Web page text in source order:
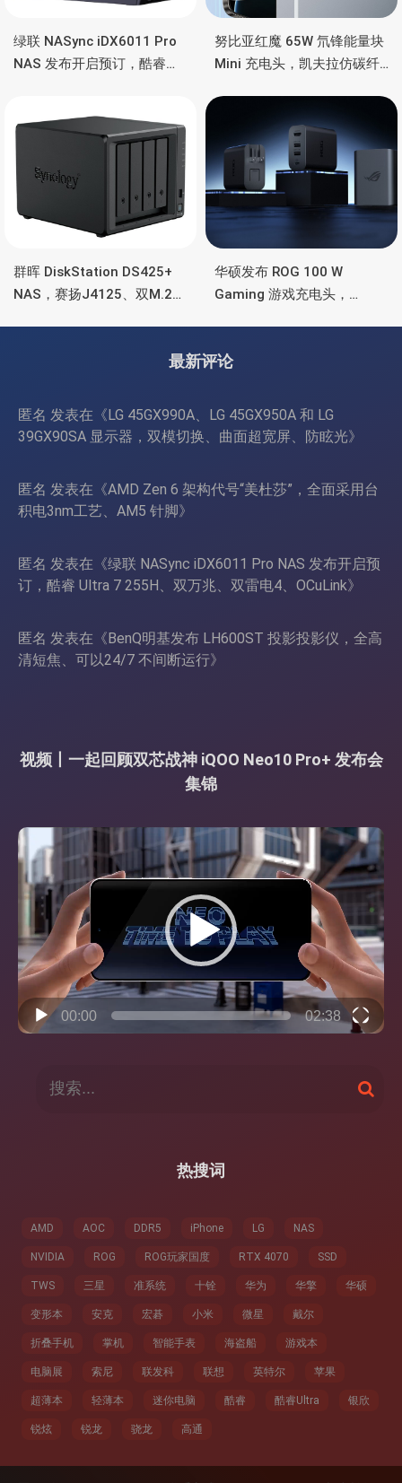
绿联 NASync iDX6011 Pro
NAS 发布开启预订，酷睿
努比亚红魔 65W 氘锋能量块
Mini 充电头，凯夫拉仿碳纤
群晖 DiskStation DS425+
NAS，赛扬J4125、双M.2
华硕发布 ROG 100 W
Gaming 游戏充电头，
最新评论
匿名 发表在《 LG 45GX990A、LG 45GX950A 和 LG
39GX90SA 显示器，双模切换、曲面超宽屏、防眩光》
匿名 发表在《AMD Zen 6 架构代号“美杜莎”，全面采用台
积电3nm工艺、AM5 针脚》
匿名 发表在《绿联 NASync iDX6011 Pro NAS 发布开启预
订，酷睿 Ultra 7 255H、双万兆、双雷电4、OCuLink》
匿名 发表在《 BenQ明基发布 LH600ST 投影投影仪，全高
清短焦、可以24/7 不间断运行》
视频丨一起回顾双芯战神 iQOO Neo10 Pro+ 发布会
集锦
视
频
播
放
器
00:00 02:38
搜
索
热搜词
AMD AOC DDR5 iPhone LG NAS
NVIDIA ROG ROG玩家国度 RTX 4070 SSD
TWS 三星 准系统 十铨 华为 华擎 华硕
变形本 安克 宏碁 小米 微星 戴尔
折叠手机 掌机 智能手表 海盗船 游戏本
电脑展 索尼 联发科 联想 英特尔 苹果
超薄本 轻薄本 迷你电脑 酷睿 酷睿Ultra 银欣
锐炫 锐龙 骁龙 高通